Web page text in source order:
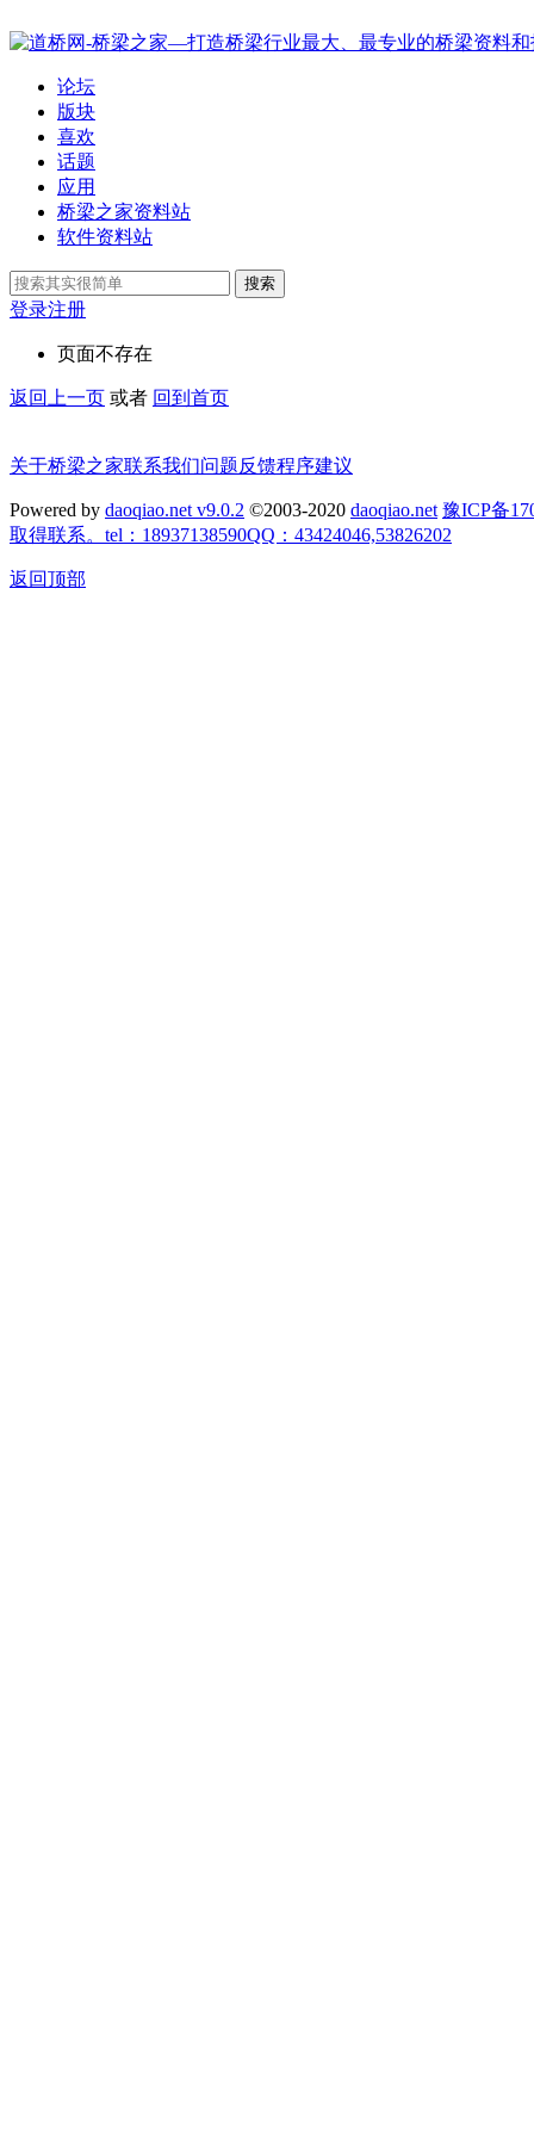
论坛
版块
喜欢
话题
应用
桥梁之家资料站
软件资料站
搜索
登录注册
页面不存在
返回上一页 或者 回到首页
关于桥梁之家联系我们问题反馈程序建议
Powered by daoqiao.net v9.0.2 ©2003-2020 daoqiao.net 豫ICP备
取得联系。tel：18937138590QQ：43424046,53826202
返回顶部